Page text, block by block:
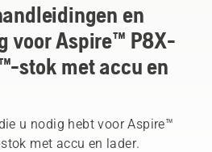
en
voor Aspire™ P8X-
stok met accu en
u nodig hebt voor Aspire™
met accu en lader.